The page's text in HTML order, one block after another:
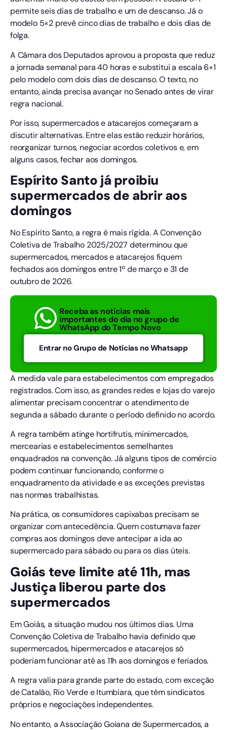
permite seis dias de trabalho e um de descanso. Já o
modelo 5×2 prevê cinco dias de trabalho e dois dias de
folga.
A Câmara dos Deputados aprovou a proposta que reduz
a jornada semanal para 40 horas e substitui a escala 6×1
pelo modelo com dois dias de descanso. O texto, no
entanto, ainda precisa avançar no Senado antes de virar
regra nacional.
Por isso, supermercados e atacarejos começaram a
discutir alternativas. Entre elas estão reduzir horários,
reorganizar turnos, negociar acordos coletivos e, em
alguns casos, fechar aos domingos.
Espírito Santo já proibiu
supermercados de abrir aos
domingos
No Espírito Santo, a regra é mais rígida. A Convenção
Coletiva de Trabalho 2025/2027 determinou que
supermercados, mercados e atacarejos fiquem
fechados aos domingos entre 1º de março e 31 de
outubro de 2026.
Receba as notícias mais
importantes do dia no grupo de
WhatsApp do Tempo Novo
Entrar no Grupo de Notícias no Whatsapp
A medida vale para estabelecimentos com empregados
registrados. Com isso, as grandes redes e lojas do varejo
alimentar precisam concentrar o atendimento de
segunda a sábado durante o período definido no acordo.
A regra também atinge hortifrutis, minimercados,
mercearias e estabelecimentos semelhantes
enquadrados na convenção. Já alguns tipos de comércio
podem continuar funcionando, conforme o
enquadramento da atividade e as exceções previstas
nas normas trabalhistas.
Na prática, os consumidores capixabas precisam se
organizar com antecedência. Quem costumava fazer
compras aos domingos deve antecipar a ida ao
supermercado para sábado ou para os dias úteis.
Goiás teve limite até 11h, mas
Justiça liberou parte dos
supermercados
Em Goiás, a situação mudou nos últimos dias. Uma
Convenção Coletiva de Trabalho havia definido que
supermercados, hipermercados e atacarejos só
poderiam funcionar até as 11h aos domingos e feriados.
A regra valia para grande parte do estado, com exceção
de Catalão, Rio Verde e Itumbiara, que têm sindicatos
próprios e negociações independentes.
No entanto, a Associação Goiana de Supermercados, a